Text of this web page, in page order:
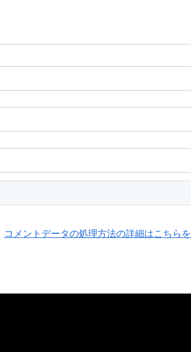
コメントデータの処理方法の詳細はこちらを